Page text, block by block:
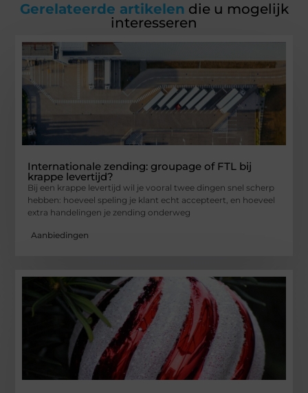
Gerelateerde artikelen die u mogelijk
interesseren
Internationale zending: groupage of FTL bij
krappe levertijd?
Bij een krappe levertijd wil je vooral twee dingen snel scherp
hebben: hoeveel speling je klant echt accepteert, en hoeveel
extra handelingen je zending onderweg
Aanbiedingen